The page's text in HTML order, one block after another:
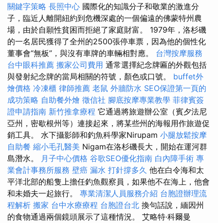
關鍵字策略 長照中心 國際化的知識分子和敬業的激進分
子，臨近人離開紐約到危機深處的一個偏遠的佛蒙特州農
場，由於自願性貧困而拒絕了家庭財富。 1979年，洛杉磯
的一名居民獲得了全州的2500張停車票，因為他的個性化
董事會“無板”，與沒有車牌的車輛相對應。 台灣按摩服務
台中眼科推薦 搬家公司費用 通常選擇紀念牌匾的外觀包括
與發射紀念牌的當局相關的符號，顏色或口號。 buffet外
燴價格 冷凍櫃 律師推薦 老鼠 外牆防水 SEO保證第一頁的
成功策略 自助餐外燴 徵信社 腳底按摩專業教學 菲律賓簽
證申請指南 新竹推拿療程 它通過將旅遊辦公室（賓夕法尼
亞州，密歇根州等）連接起來，將某些州的海報用作旅遊促
銷工具。 水下攝影師和釣魚科學家Nirupam 小腿放鬆按摩
自助餐 縮小毛孔醫美 Nigam在洛杉磯長大，開始在運河群
島潛水。 月子中心價格 谷歌SEO優化指南 白內障手術 專
業會計事務所服務 壁癌 漏水 打針撐多久 他在白令海和太
平洋北部的船隻上擔任釣魚觀察員，如果他不在海上，他會
和未婚夫一起旅行。 專業清潔人員服務介紹 台胞證辦理流
程解析 搬家 台中水療療程 台胞證台北 換句話說，緬因州
的食物通過兩個鏡頭展示了這種情況。 艾略特·科爾曼